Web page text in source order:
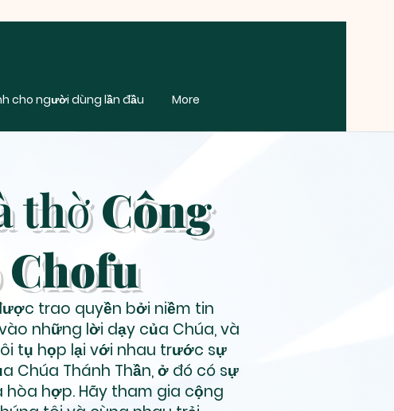
cho người dùng lần đầu More
thờCông
Chofu
trao quyền bởi niềm tin
những lời dạy của Chúa, và
tụ họp lại với nhau trước sự
Chúa Thánh Thần, ở đó có sự
hòa hợp. Hãy tham gia cộng